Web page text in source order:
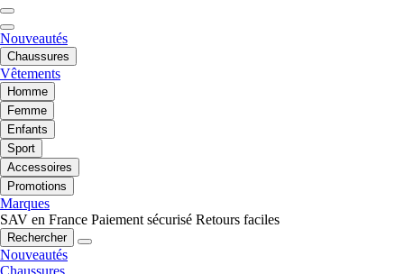
Nouveautés
Chaussures
Vêtements
Homme
Femme
Enfants
Sport
Accessoires
Promotions
Marques
SAV en France Paiement sécurisé Retours faciles
Rechercher
Nouveautés
Chaussures